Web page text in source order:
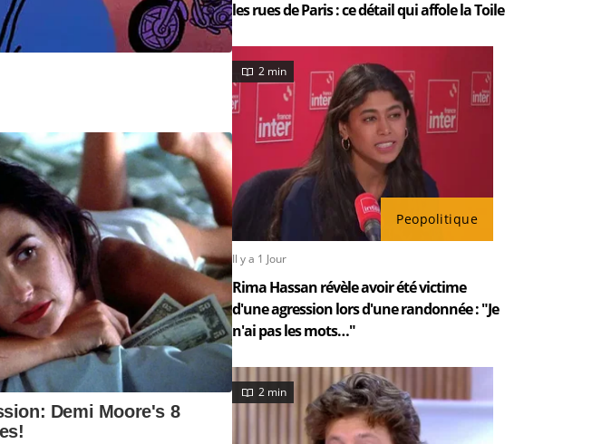
les rues de Paris : ce détail qui affole la Toile
Peopolitique
2 min
Il y a 1 Jour
Rima Hassan révèle avoir été victime
d'une agression lors d'une randonnée : "Je
n'ai pas les mots…"
2 min